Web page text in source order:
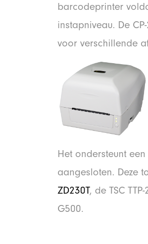
barcodeprinter
instapniveau. De
voor verschillende
Het ondersteunt
aangesloten. Deze
ZD230T, de TSC
G500.